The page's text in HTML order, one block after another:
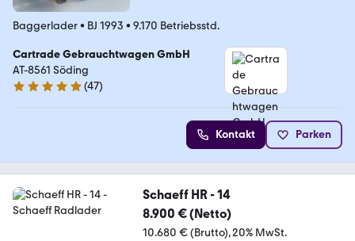
Baggerlader• BJ 1993 • 9.170 Betriebsstd.
Cartrade Gebrauchtwagen GmbH
AT-8561 Söding
5 Sterne
(47)
Kontakt Parken
Schaeff HR - 14
8.900 € (Netto)
10.680 € (Brutto) 20% MwSt.